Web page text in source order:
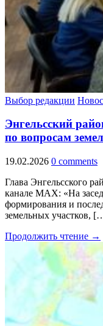
Выбор редакции
Энгельсский
по вопросам
19.02.2026 0 comments
Глава Энгельсского
канале МАХ: «На
формирования и
земельных участков,
Продолжить чтение →